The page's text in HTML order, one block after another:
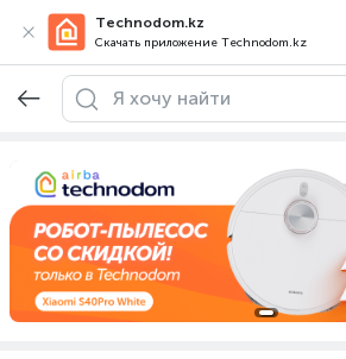
Technodom.kz
Скачать приложение Technodom.kz